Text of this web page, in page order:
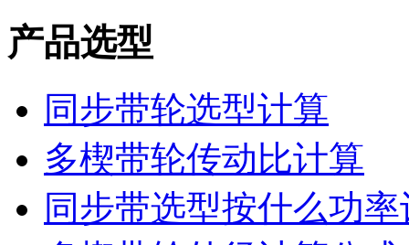
产品选型
同步带轮选型计算
多楔带轮传动比计算
同步带选型按什么功率